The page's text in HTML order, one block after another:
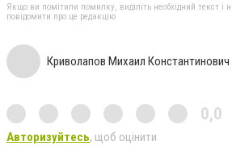
Якщо ви помітили помилку, виділіть необхідний текст і
повідомити про це редакцію
Криволапов Михаил Константинович
0,0
Авторизуйтесь, щоб оцінити